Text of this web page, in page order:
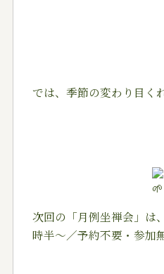
では、季節の変わり目く
次回の「月例坐禅会」は
時半～／予約不要・参加